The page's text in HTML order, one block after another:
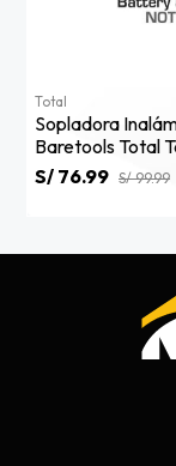
Total
Sopladora
Baretools Total
S/ 76.99 S/ 99.99